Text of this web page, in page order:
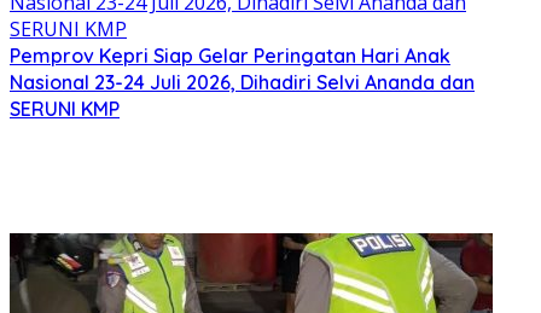
Pemprov Kepri Siap Gelar Peringatan Hari Anak
Nasional 23-24 Juli 2026, Dihadiri Selvi Ananda dan
SERUNI KMP